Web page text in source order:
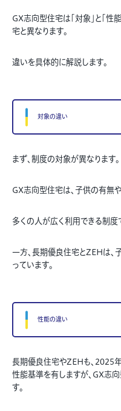
GX志向型住宅は「対象」と「性
宅と異なります。
違いを具体的に解説します。
対象の違い
まず、制度の対象が異なります。
GX志向型住宅は、子供の有無
多くの人が広く利用できる制度
一方、長期優良住宅とZEHは、
っています。
性能の違い
長期優良住宅やZEHも、2025
性能基準を有しますが、GX志
す。